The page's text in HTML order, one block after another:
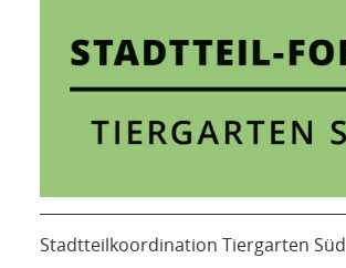
Stadtteilkoordination Tiergarten Süd